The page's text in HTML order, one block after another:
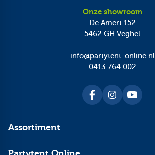
Onze showroom
De Amert 152
5462 GH Veghel
info@partytent-online.nl
0413 764 002
Assortiment